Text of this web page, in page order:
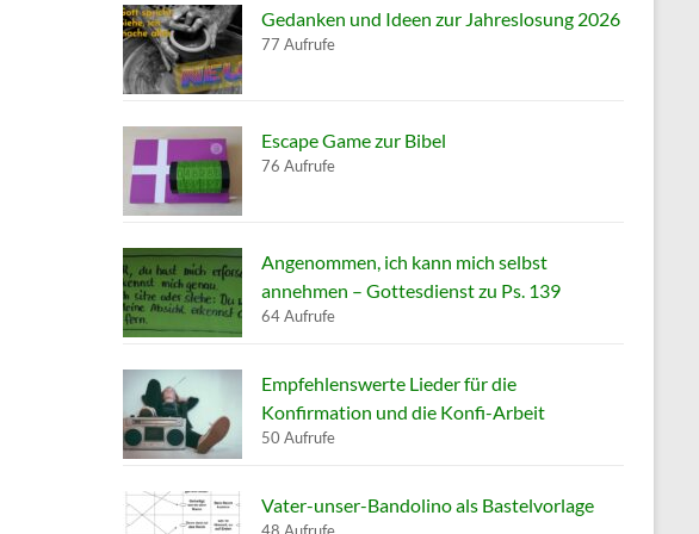
Gedanken und Ideen zur Jahreslosung 2026
77 Aufrufe
Escape Game zur Bibel
76 Aufrufe
Angenommen, ich kann mich selbst
annehmen – Gottesdienst zu Ps. 139
64 Aufrufe
Empfehlenswerte Lieder für die
Konfirmation und die Konfi-Arbeit
50 Aufrufe
Vater-unser-Bandolino als Bastelvorlage
48 Aufrufe